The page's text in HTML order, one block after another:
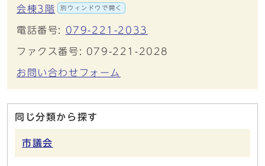
会棟3階
別ウィンドウで開く
電話番号: 079-221-2033
ファクス番号: 079-221-2028
お問い合わせフォーム
同じ分類から探す
市議会